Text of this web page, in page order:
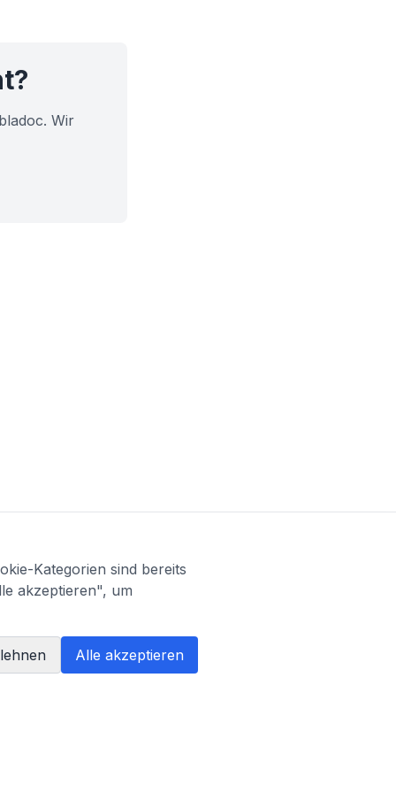
Wir
Kategorien sind bereits
akzeptieren", um
Alle akzeptieren